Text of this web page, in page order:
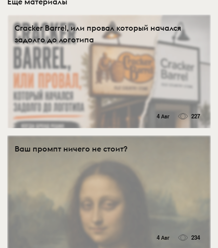
Cracker Barrel, или провал который начался
задолго до логотипа
4 Авг 227
Ваш промпт ничего не стоит?
4 Авг 234